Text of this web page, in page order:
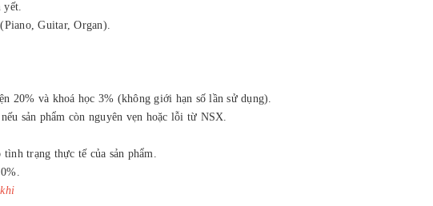
yết.
(Piano, Guitar, Organ).
20% và khoá học 3% (không giới hạn số lần sử dụng).
sản phẩm còn nguyên vẹn hoặc lỗi từ NSX.
trạng thực tế của sản phẩm.